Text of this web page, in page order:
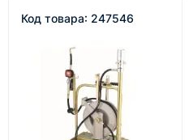
Код товара: 247546